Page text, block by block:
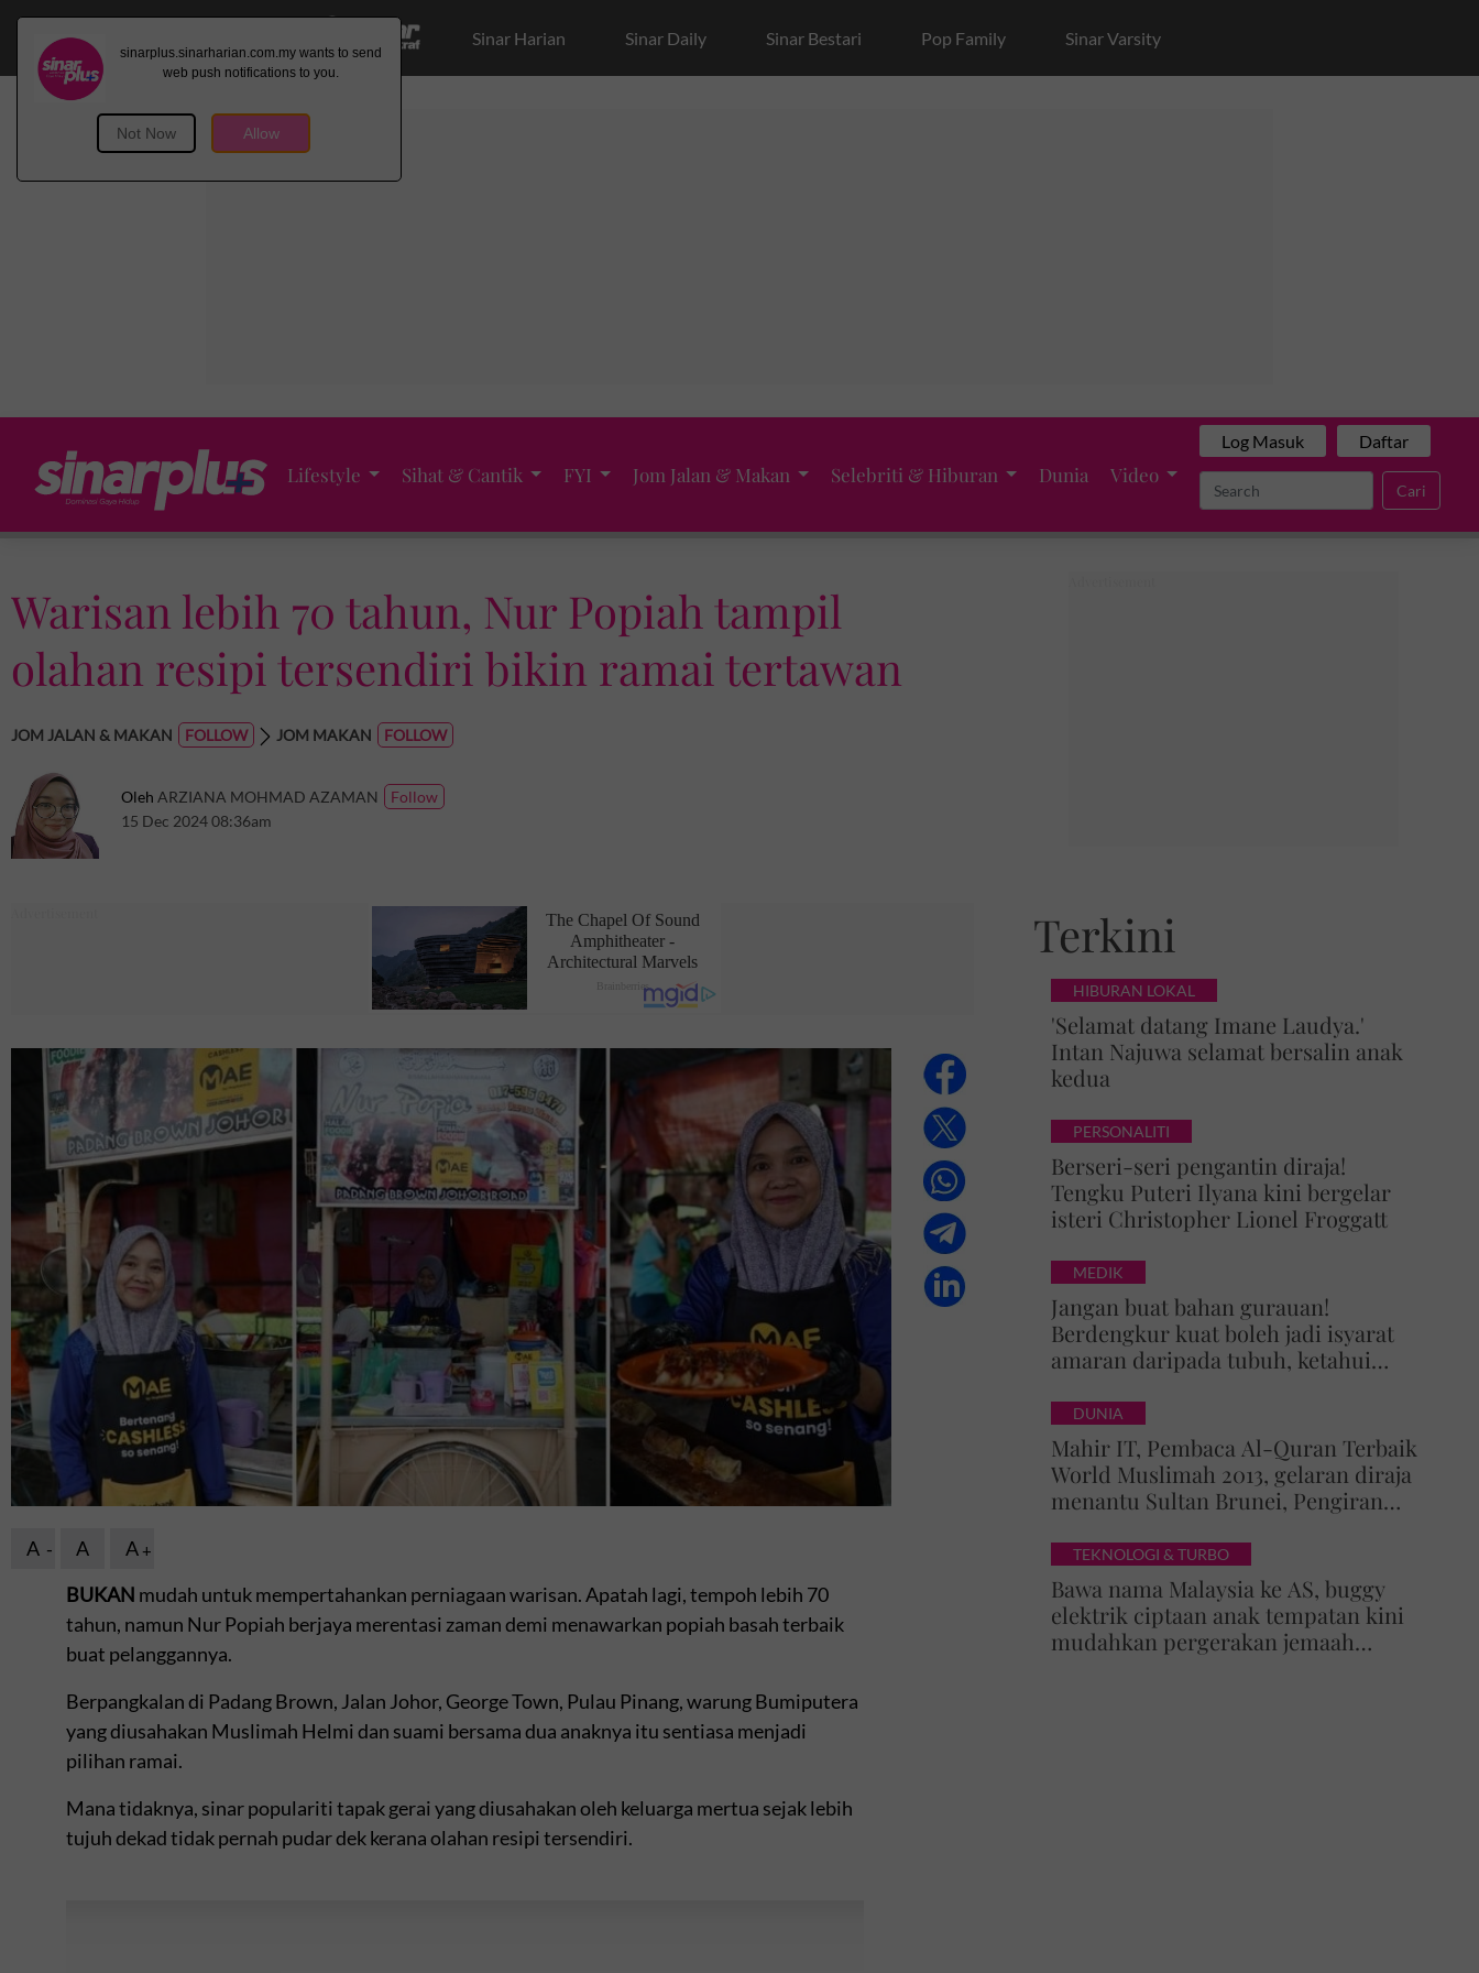
Sinar Harian Sinar Daily Sinar Bestari Pop Family Sinar Varsity
Lifestyle Sihat & Cantik FYI Jom Jalan & Makan Selebriti & Hiburan Dunia Video
Log Masuk Daftar
Cari
Warisan lebih 70 tahun, Nur Popiah tampil
olahan resipi tersendiri bikin ramai tertawan
JOM JALAN & MAKAN JOM MAKAN
Oleh ARZIANA MOHMAD AZAMAN
15 Dec 2024 08:36am
A A
A
BUKAN mudah untuk mempertahankan perniagaan warisan. Apatah lagi, tempoh lebih 70
tahun, namun Nur Popiah berjaya merentasi zaman demi menawarkan popiah basah terbaik
buat pelanggannya.
Berpangkalan di Padang Brown, Jalan Johor, George Town, Pulau Pinang, warung Bumiputera
yang diusahakan Muslimah Helmi dan suami bersama dua anaknya itu sentiasa menjadi
pilihan ramai.
Mana tidaknya, sinar populariti tapak gerai yang diusahakan oleh keluarga mertua sejak lebih
tujuh dekad tidak pernah pudar dek kerana olahan resipi tersendiri.
Terkini
HIBURAN LOKAL
'Selamat datang Imane Laudya.'
Intan Najuwa selamat bersalin anak
kedua
PERSONALITI
Berseri-seri pengantin diraja!
Tengku Puteri Ilyana kini bergelar
isteri Christopher Lionel Froggatt
MEDIK
Jangan buat bahan gurauan!
Berdengkur kuat boleh jadi isyarat
amaran daripada tubuh, ketahui
DUNIA
Mahir IT, Pembaca Al-Quran Terbaik
World Muslimah 2013, gelaran diraja
menantu Sultan Brunei, Pengiran
merta
TEKNOLOGI & TURBO
Bawa nama Malaysia ke AS, buggy
elektrik ciptaan anak tempatan kini
mudahkan pergerakan jemaah